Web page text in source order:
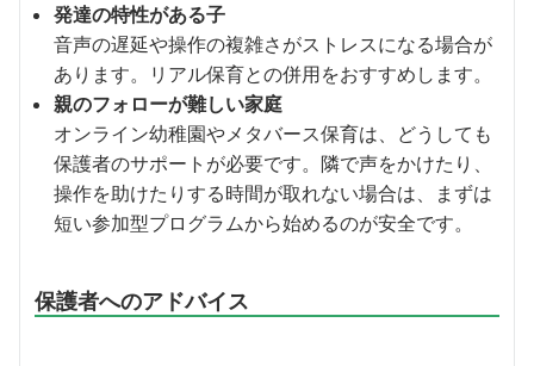
発達の特性がある子
音声の遅延や操作の複雑さがストレスになる場合が
あります。リアル保育との併用をおすすめします。
親のフォローが難しい家庭
オンライン幼稚園やメタバース保育は、どうしても
保護者のサポートが必要です。隣で声をかけたり、
操作を助けたりする時間が取れない場合は、まずは
短い参加型プログラムから始めるのが安全です。
保護者へのアドバイス